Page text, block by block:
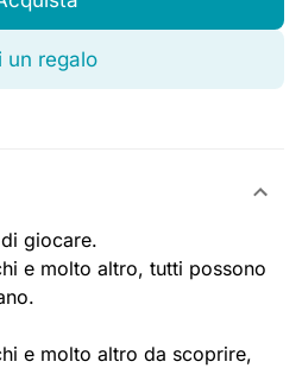
un regalo
giocare.
e molto altro, tutti possono
e molto altro da scoprire,